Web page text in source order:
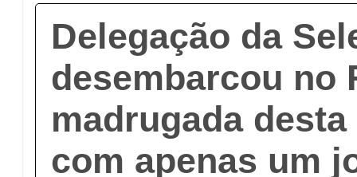
Delegação da
desembarcou no
madrugada
com apenas um